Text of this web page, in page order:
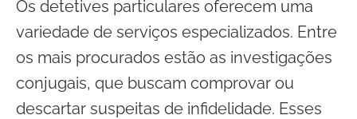
Os detetives particulares oferecem uma
variedade de serviços especializados. Entre
os mais procurados estão as investigações
conjugais, que buscam comprovar ou
descartar suspeitas de infidelidade. Esses